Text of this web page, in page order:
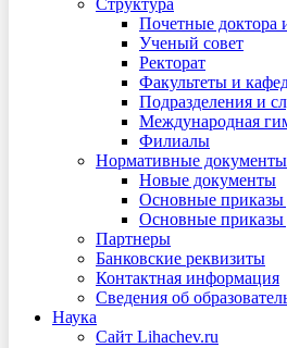
Структура
Почетные доктора
Ученый совет
Ректорат
Факультеты и
Подразделения и
Международная
Филиалы
Нормативные документы
Новые документы
Основные приказы
Основные приказы
Партнеры
Банковские реквизиты
Контактная информация
Сведения об
Наука
Сайт Lihachev.ru